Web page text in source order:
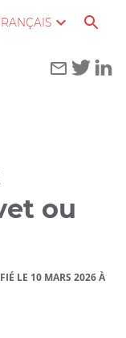
ou
LE 10 MARS 2026 À